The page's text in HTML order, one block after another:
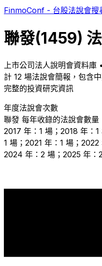
FinmoConf - 台股法說會搜
聯發(1459)
上市公司法人說明會資料庫
計 12 場法說會簡報，包含
完整的投資研究資訊
年度法說會次數
聯發 每年收錄的法說會數量
2017 年：1 場；2018 年：
1 場；2021 年：1 場；
2024 年：2 場；2025 年：